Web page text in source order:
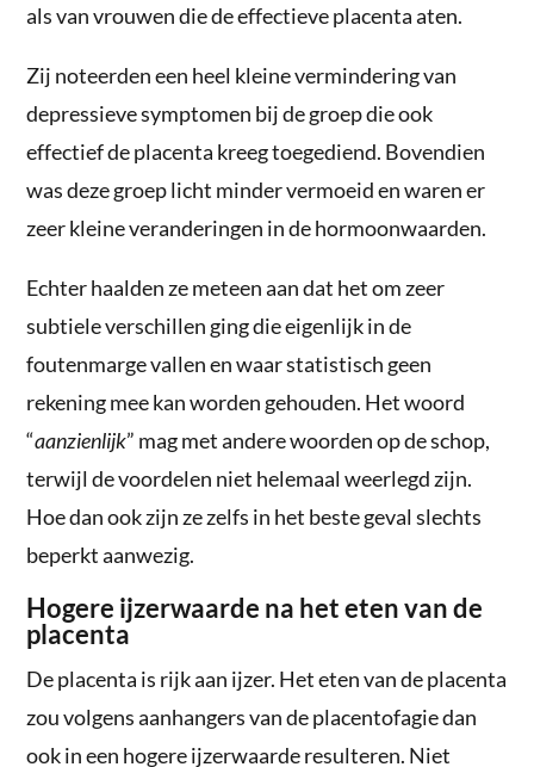
als van vrouwen die de effectieve placenta aten.
Zij noteerden een heel kleine vermindering van
depressieve symptomen bij de groep die ook
effectief de placenta kreeg toegediend. Bovendien
was deze groep licht minder vermoeid en waren er
zeer kleine veranderingen in de hormoonwaarden.
Echter haalden ze meteen aan dat het om zeer
subtiele verschillen ging die eigenlijk in de
foutenmarge vallen en waar statistisch geen
rekening mee kan worden gehouden. Het woord
“aanzienlijk” mag met andere woorden op de schop,
terwijl de voordelen niet helemaal weerlegd zijn.
Hoe dan ook zijn ze zelfs in het beste geval slechts
beperkt aanwezig.
Hogere ijzerwaarde na het eten van de
placenta
De placenta is rijk aan ijzer. Het eten van de placenta
zou volgens aanhangers van de placentofagie dan
ook in een hogere ijzerwaarde resulteren. Niet